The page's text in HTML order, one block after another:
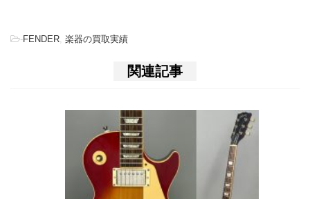
-FENDER 楽器の買取実績
関連記事